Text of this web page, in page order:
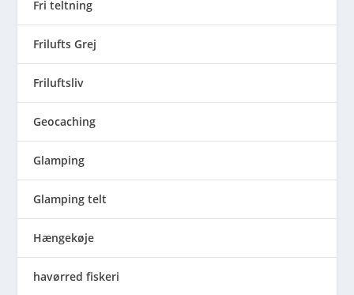
Fri teltning
Frilufts Grej
Friluftsliv
Geocaching
Glamping
Glamping telt
Hængekøje
havørred fiskeri